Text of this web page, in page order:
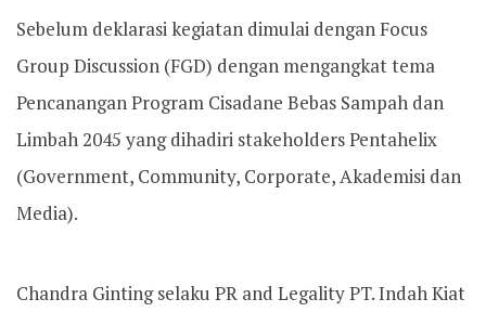
Sebelum deklarasi kegiatan dimulai dengan Focus
Group Discussion (FGD) dengan mengangkat tema
Pencanangan Program Cisadane Bebas Sampah dan
Limbah 2045 yang dihadiri stakeholders Pentahelix
(Government, Community, Corporate, Akademisi dan
Media).
Chandra Ginting selaku PR and Legality PT. Indah Kiat